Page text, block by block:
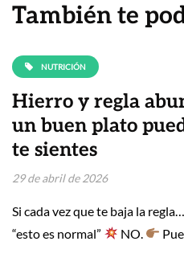
También te
NUTRICIÓN
Hierro y regla
un buen plato
te sientes
29 de abril de 2026
Si cada vez que te baja la
“esto es normal”
NO.